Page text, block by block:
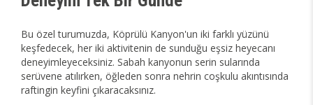
Bu özel turumuzda, Köprülü Kanyon'un iki farklı yüzünü
keşfedecek, her iki aktivitenin de sunduğu eşsiz heyecanı
deneyimleyeceksiniz. Sabah kanyonun serin sularında
serüvene atılırken, öğleden sonra nehrin coşkulu akıntısında
raftingin keyfini çıkaracaksınız.